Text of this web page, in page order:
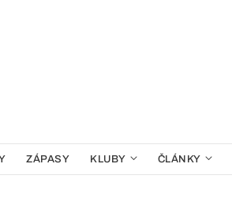
ZÁPASY KLUBY ČLÁNKY